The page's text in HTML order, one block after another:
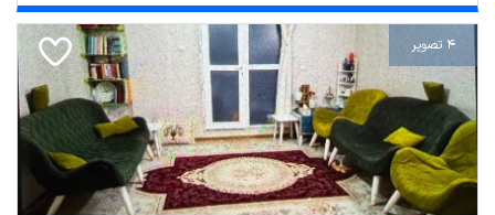
4 تصویر